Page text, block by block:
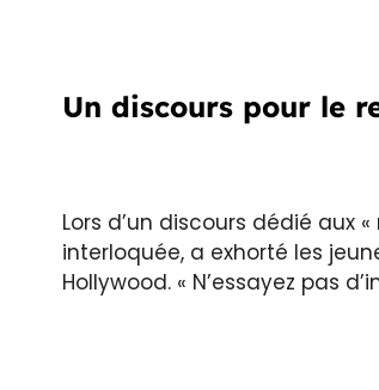
Un discours pour le
Lors d’un discours dédié aux
interloquée, a exhorté les
Hollywood. « N’essayez pas